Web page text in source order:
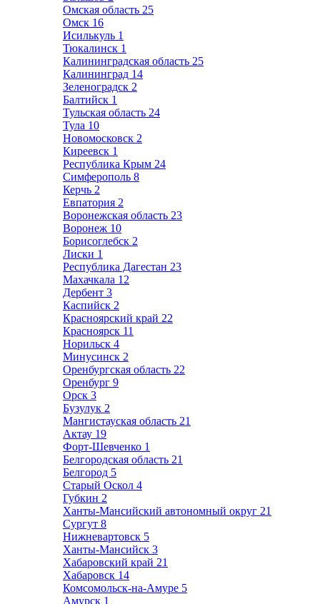
Омская область 25
Омск 16
Исилькуль 1
Тюкалинск 1
Калининградская область 25
Калининград 14
Зеленоградск 2
Балтийск 1
Тульская область 24
Тула 10
Новомосковск 2
Киреевск 1
Республика Крым 24
Симферополь 8
Керчь 2
Евпатория 2
Воронежская область 23
Воронеж 10
Борисоглебск 2
Лиски 1
Республика Дагестан 23
Махачкала 12
Дербент 3
Каспийск 2
Красноярский край 22
Красноярск 11
Норильск 4
Минусинск 2
Оренбургская область 22
Оренбург 9
Орск 3
Бузулук 2
Мангистауская область 21
Актау 19
Форт-Шевченко 1
Белгородская область 21
Белгород 5
Старый Оскол 4
Губкин 2
Ханты-Мансийский автономный округ 21
Сургут 8
Нижневартовск 5
Ханты-Мансийск 3
Хабаровский край 21
Хабаровск 14
Комсомольск-на-Амуре 5
Амурск 1